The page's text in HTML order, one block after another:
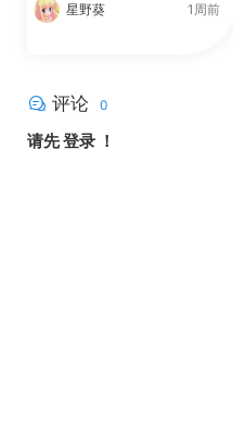
星野葵 1周前
评论 0
请先登录 ！